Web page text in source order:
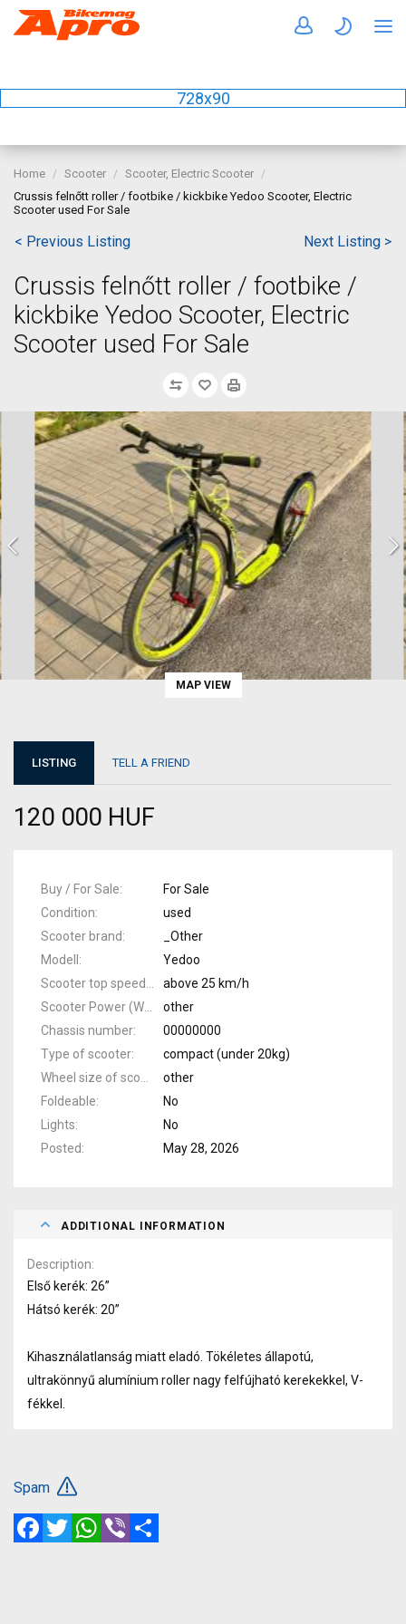
728x90
Home Scooter
Scooter, Electric Scooter
Crussis felnőtt roller / footbike / kickbike Yedoo Scooter, Electric
Scooter used For Sale
< Previous Listing Next Listing >
Crussis felnőtt roller / footbike /
kickbike Yedoo Scooter, Electric
Scooter used For Sale
MAP VIEW
LISTING TELL A FRIEND
120 000 HUF
Buy / For Sale
For Sale
Condition
used
Scooter brand
_Other
Modell
Yedoo
above 25 km/h
other
Chassis number
00000000
Type of scooter
compact (under 20kg)
other
Foldeable
No
Lights
No
Posted
May 28, 2026
ADDITIONAL INFORMATION
Description
Első kerék: 26”
Hátsó kerék: 20”
Kihasználatlanság miatt eladó. Tökéletes állapotú,
ultrakönnyű alumínium roller nagy felfújható kerekekkel, V-
fékkel.
Spam
FacebookTwitterWhatsApp
Viber